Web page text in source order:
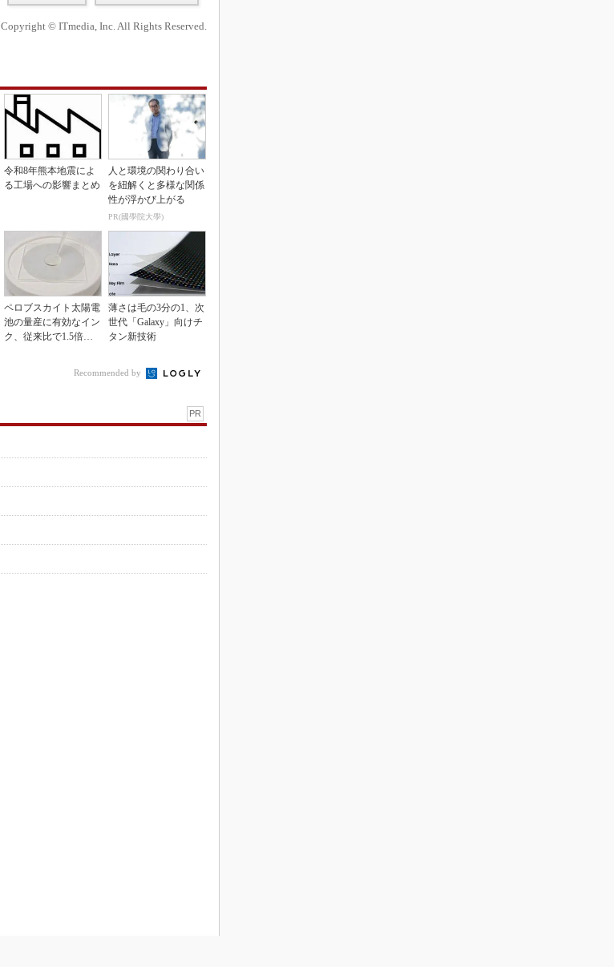
Copyright © ITmedia, Inc. All Rights Reserved.
令和8年熊本地震によ
る工場への影響まとめ
人と環境の関わり合い
を紐解くと多様な関係
性が浮かび上がる
PR(國學院大學)
ペロブスカイト太陽電
池の量産に有効なイン
ク、従来比で1.5倍の
薄さは毛の3分の1、次
世代「Galaxy」向けチ
タン新技術
Recommended by
PR